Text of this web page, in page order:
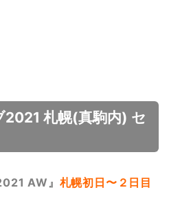
札幌(真駒内) セ
AW』 札幌初日〜２日目